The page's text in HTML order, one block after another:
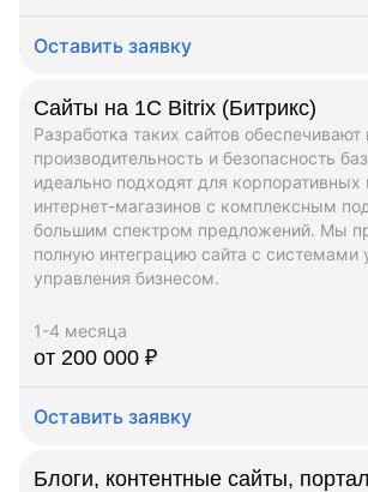
Оставить заявку
Сайты на 1C Bitrix (Битрикс)
Разработка таких сайтов
производительность и безопасность
идеально подходят для корпоративных
интернет-магазинов с комплексным
большим спектром предложений. Мы
полную интеграцию сайта с системами
управления бизнесом.
1-4 месяца
от 200 000 ₽
Оставить заявку
Блоги, контентные сайты,